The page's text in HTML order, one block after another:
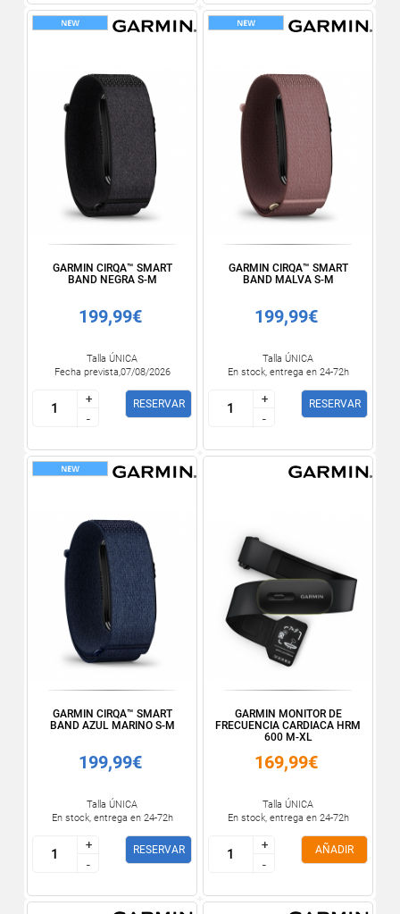
GARMIN CIRQA™ SMART
BAND NEGRA S-M
199,99€
Talla ÚNICA
Fecha prevista,07/08/2026
+
-
+
-
RESERVAR
GARMIN CIRQA™ SMART
BAND MALVA S-M
199,99€
Talla ÚNICA
En stock, entrega en 24-72h
+
-
+
-
RESERVAR
GARMIN CIRQA™ SMART
BAND AZUL MARINO S-M
199,99€
Talla ÚNICA
En stock, entrega en 24-72h
+
-
+
-
RESERVAR
GARMIN MONITOR DE
FRECUENCIA CARDIACA HRM
600 M-XL
169,99€
Talla ÚNICA
En stock, entrega en 24-72h
+
-
+
-
AÑADIR